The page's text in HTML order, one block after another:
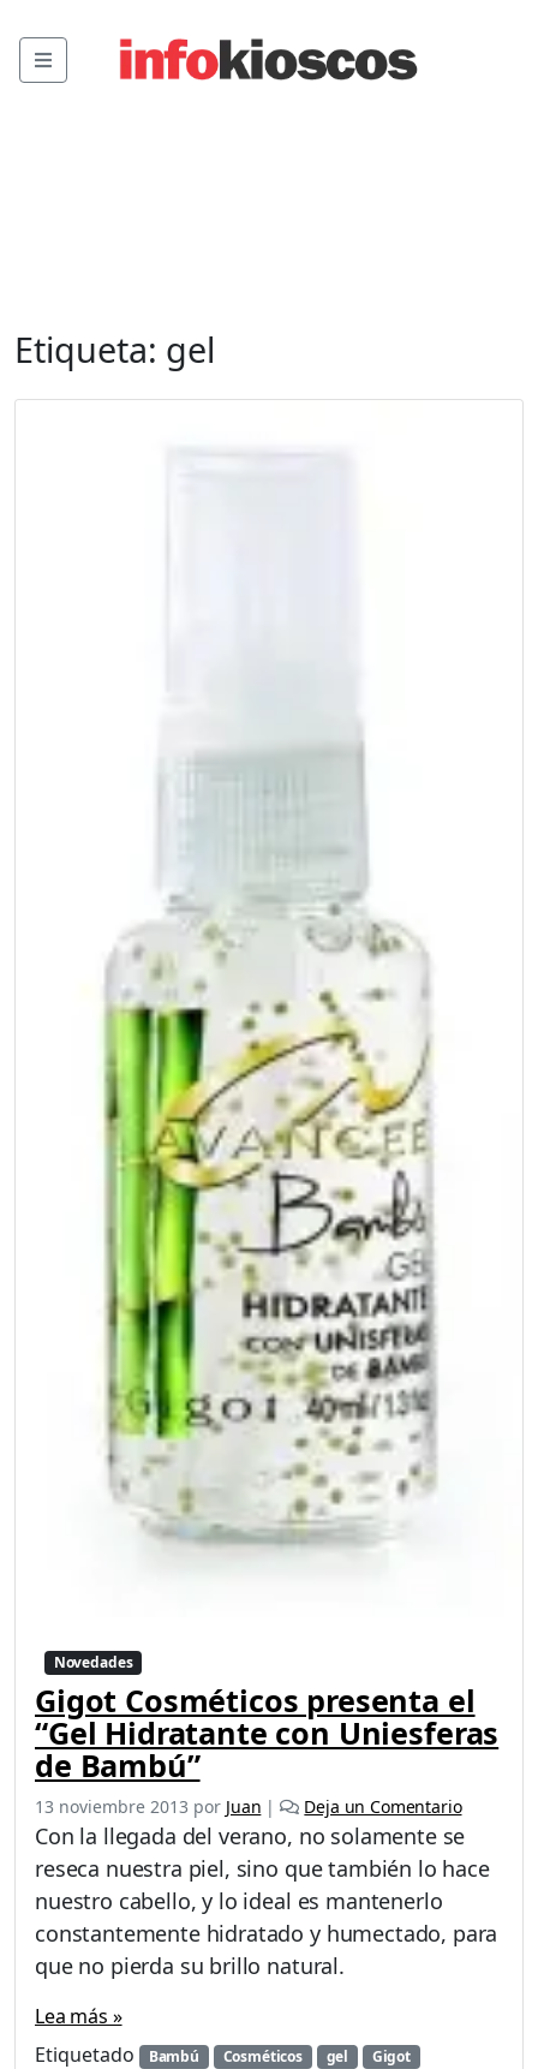
Menu
Etiqueta: gel
Novedades
Gigot Cosméticos presenta el
“Gel Hidratante con Uniesferas
de Bambú”
13 noviembre 2013 por Juan | Deja un Comentario
Con la llegada del verano, no solamente se
reseca nuestra piel, sino que también lo hace
nuestro cabello, y lo ideal es mantenerlo
constantemente hidratado y humectado, para
que no pierda su brillo natural.
Lea más »
Etiquetado
Bambú Cosméticos gel
Gigot